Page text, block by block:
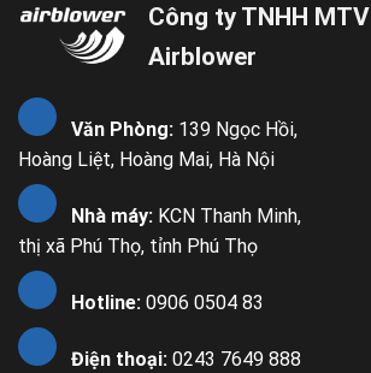
Công ty TNHH MTV
Airblower
Văn Phòng: 139 Ngọc Hồi,
Hoàng Liệt, Hoàng Mai, Hà Nội
Nhà máy: KCN Thanh Minh,
thị xã Phú Thọ, tỉnh Phú Thọ
Hotline: 0906 0504 83
Điện thoại: 0243 7649 888